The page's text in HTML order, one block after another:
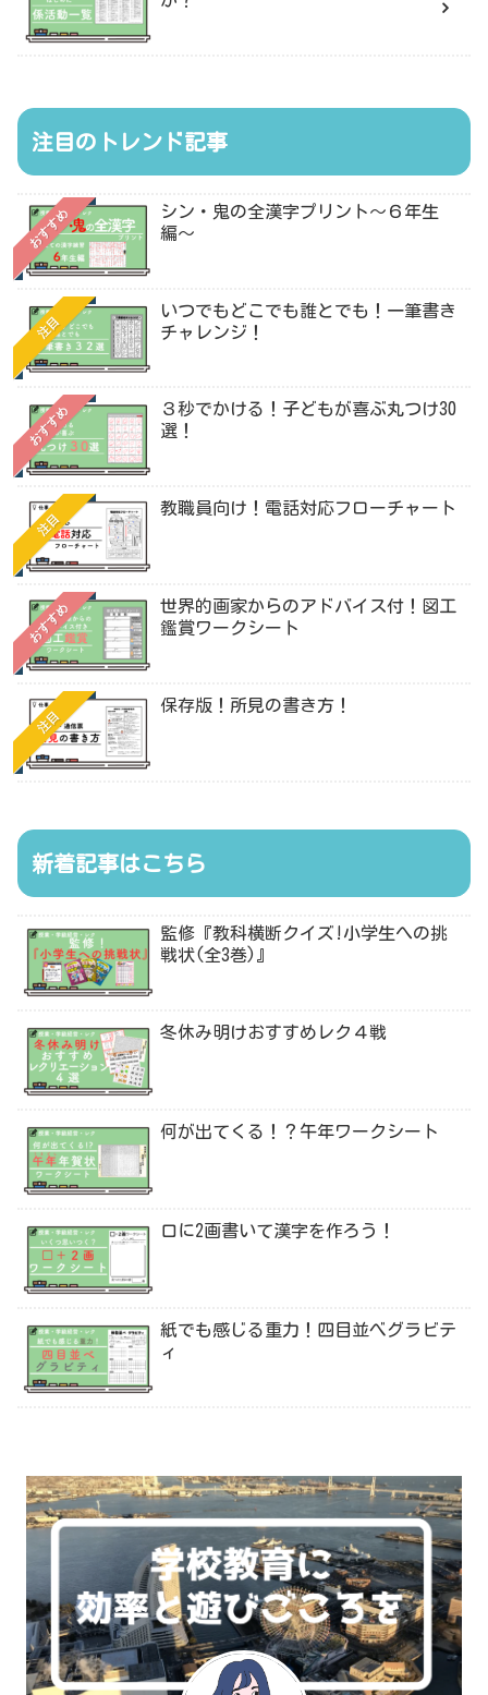
注目のトレンド記事
おすすめ
シン・鬼の全漢字プリント〜６年生
編〜
注目
いつでもどこでも誰とでも！一筆書き
チャレンジ！
おすすめ
３秒でかける！子どもが喜ぶ丸つけ30
選！
注目
教職員向け！電話対応フローチャート
おすすめ
世界的画家からのアドバイス付！図工
鑑賞ワークシート
注目
保存版！所見の書き方！
新着記事はこちら
監修『教科横断クイズ!小学生への挑
戦状(全3巻)』
冬休み明けおすすめレク４戦
何が出てくる！？午年ワークシート
口に2画書いて漢字を作ろう！
紙でも感じる重力！四目並べグラビテ
ィ